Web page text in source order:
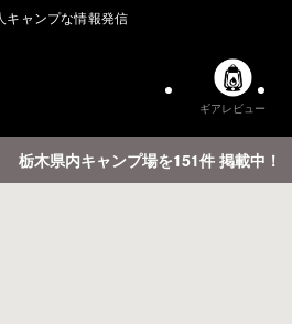
キャンプな情報発信
ギアレビュー
栃木県内キャンプ場を151件 掲載中！